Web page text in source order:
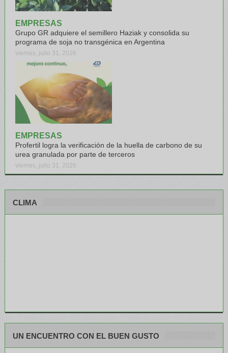
EMPRESAS
Grupo GR adquiere el semillero Haziak y consolida su
programa de soja no transgénica en Argentina
viernes, julio 31, 2026
EMPRESAS
Profertil logra la verificación de la huella de carbono de su
urea granulada por parte de terceros
viernes, julio 31, 2026
CLIMA
UN ENCUENTRO CON EL BUEN GUSTO